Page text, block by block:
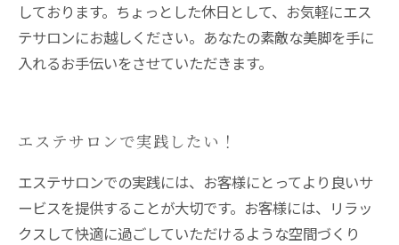
しております。ちょっとした休日として、お気軽にエス
テサロンにお越しください。あなたの素敵な美脚を手に
入れるお手伝いをさせていただきます。
エステサロンで実践したい！
エステサロンでの実践には、お客様にとってより良いサ
ービスを提供することが大切です。お客様には、リラッ
クスして快適に過ごしていただけるような空間づくり